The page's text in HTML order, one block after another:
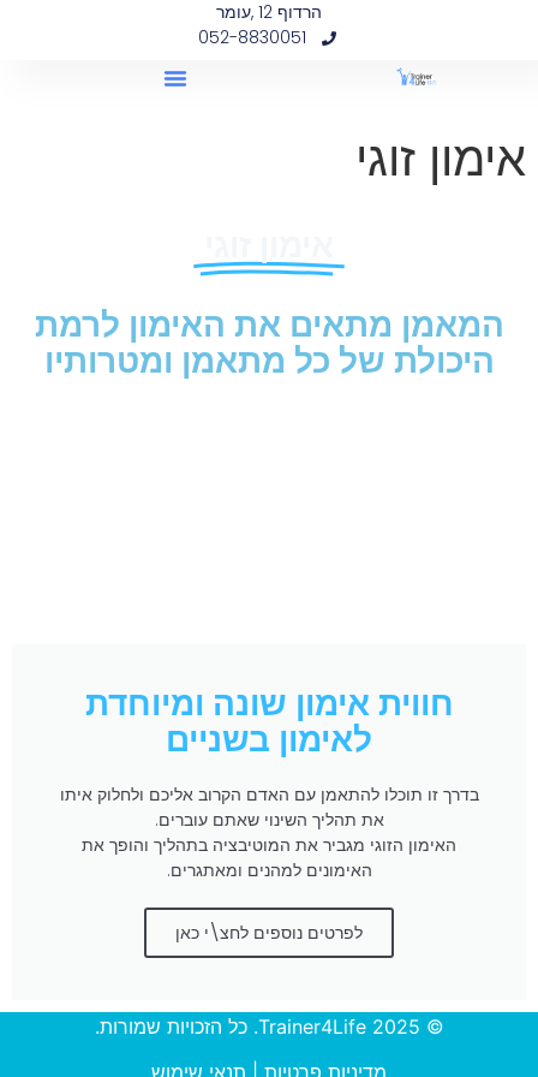
הרדוף 12 ,עומר
052-8830051
אימון זוגי
המאמן מתאים את האימון לרמת
היכולת של כל מתאמן ומטרותיו
חווית אימון שונה ומיוחדת
לאימון בשניים
בדרך זו תוכלו להתאמן עם האדם הקרוב אליכם ולחלוק איתו
את תהליך השינוי שאתם עוברים.
האימון הזוגי מגביר את המוטיבציה בתהליך והופך את
האימונים למהנים ומאתגרים.
לפרטים נוספים לחצ\י כאן
© 2025 Trainer4Life. כל הזכויות שמורות.